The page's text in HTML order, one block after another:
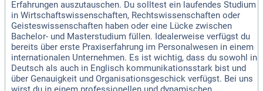
Erfahrungen auszutauschen. Du solltest ein laufendes Studium
in Wirtschaftswissenschaften, Rechtswissenschaften oder
Geisteswissenschaften haben oder eine Lücke zwischen
Bachelor- und Masterstudium füllen. Idealerweise verfügst du
bereits über erste Praxiserfahrung im Personalwesen in einem
internationalen Unternehmen. Es ist wichtig, dass du sowohl in
Deutsch als auch in Englisch kommunikationsstark bist und
über Genauigkeit und Organisationsgeschick verfügst. Bei uns